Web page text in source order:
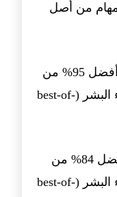
6 مهام من أصل
ضمن أفضل 95% من
الخبراء البشر (best-of-
نحو أفضل 84% من
الخبراء البشر (best-of-